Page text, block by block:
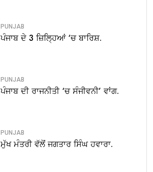
PUNJAB
ਪੰਜਾਬ ਦੇ 3 ਜ਼ਿਲ੍ਹਿਆਂ ‘ਚ ਬਾਰਿਸ਼.
PUNJAB
ਪੰਜਾਬ ਦੀ ਰਾਜਨੀਤੀ ‘ਚ ਸੰਜੀਵਨੀ’ ਵਾਂਗ.
PUNJAB
ਮੁੱਖ ਮੰਤਰੀ ਵੱਲੋਂ ਜਗਤਾਰ ਸਿੰਘ ਹਵਾਰਾ.